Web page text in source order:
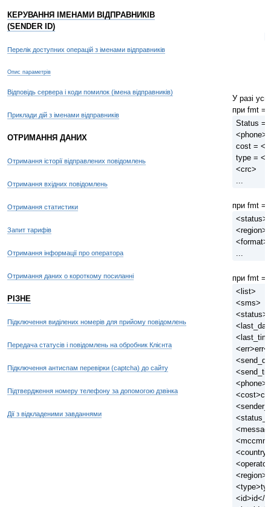
КЕРУВАННЯ ІМЕНАМИ ВІДПРАВНИКІВ
(SENDER ID)
Перелік доступних операцій з іменами відправників
Опис параметрів
Відповідь сервера і коди помилок (імена відправників)
Приклади дій з іменами відправників
ОТРИМАННЯ ДАНИХ
Отримання історії відправлених повідомлень
Отримання вхідних повідомлень
Отримання статистики
Запит тарифів
Отримання інформації про оператора
Отримання даних о короткому посиланні
РІЗНЕ
Підключення виділених номерів для прийому повідомлень
Передача статусів і повідомлень на обробник Клієнта
Підключення антиспам перевірки (captcha) до сайту
Підтвердження номеру телефону за допомогою дзвінка
Дії з відкладеними завданнями
У разі
при fmt =
Status =
cost =
type =
<crc>
при fmt =
при fmt =
<list>
<sms>
<id>id</